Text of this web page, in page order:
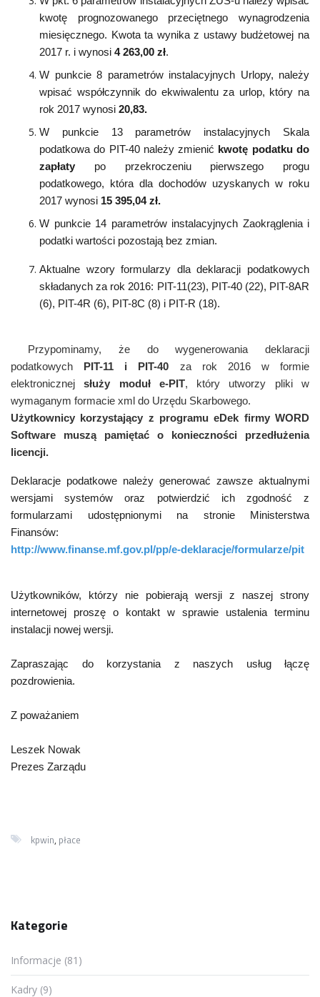
kwotę prognozowanego przeciętnego wynagrodzenia
miesięcznego. Kwota ta wynika z ustawy budżetowej na
2017 r. i wynosi 4 263,00 zł.
W punkcie 8 parametrów instalacyjnych Urlopy, należy
wpisać współczynnik do ekwiwalentu za urlop, który na
rok 2017 wynosi 20,83.
W punkcie 13 parametrów instalacyjnych Skala
podatkowa do PIT-40 należy zmienić kwotę podatku do
zapłaty po przekroczeniu pierwszego progu
podatkowego, która dla dochodów uzyskanych w roku
2017 wynosi 15 395,04 zł.
W punkcie 14 parametrów instalacyjnych Zaokrąglenia i
podatki wartości pozostają bez zmian.
Aktualne wzory formularzy dla deklaracji podatkowych
składanych za rok 2016: PIT-11(23), PIT-40 (22), PIT-8AR
(6), PIT-4R (6), PIT-8C (8) i PIT-R (18).
Przypominamy, że do wygenerowania deklaracji
podatkowych
PIT-11 i PIT-40 za rok 2016 w formie
elektronicznejsłuży moduł e-PIT, który utworzy pliki w
wymaganym formacie xml do Urzędu Skarbowego.
Użytkownicy korzystający z programu eDek firmy WORD
Software muszą pamiętać o konieczności przedłużenia
licencji.
Deklaracje podatkowe należy generować zawsze aktualnymi
wersjami systemów oraz potwierdzić ich zgodność z
formularzami udostępnionymi na stronie Ministerstwa
Finansów:
http://www.finanse.mf.gov.pl/pp/e-deklaracje/formularze/pit
Użytkowników, którzy nie pobierają wersji z naszej strony
internetowej proszę o kontakt w sprawie ustalenia terminu
instalacji nowej wersji.
Zapraszając do korzystania z naszych usług łączę
pozdrowienia.
Z poważaniem
Leszek Nowak
Prezes Zarządu
kpwin, płace
Kategorie
Informacje (81)
Kadry (9)